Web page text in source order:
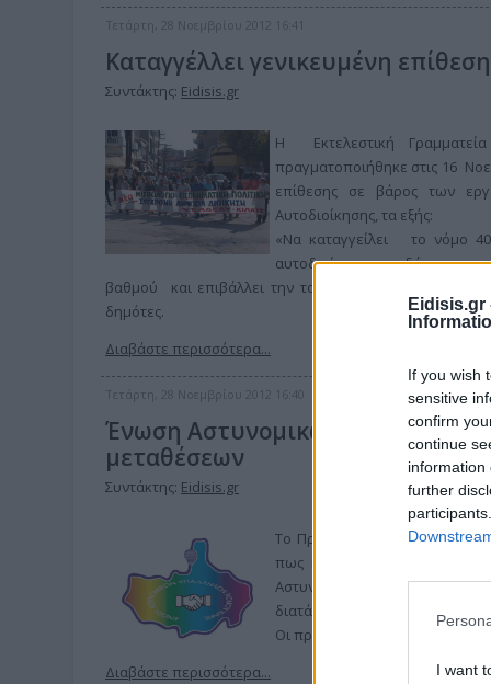
Eidisis.gr
If you wish
sensitive
confirm
continue
information
further
I want
Τετάρτη, 28 Νοεμβρίου 2012 16:41
Καταγγέλλει γενικευμένη
Συντάκτης: Eidisis.gr
Η Εκτελεστική
πραγματοποιήθηκε στις 16
επίθεσης σε βάρος των
Αυτοδιοίκησης, τα εξής:
«Να καταγγείλει το νόμο
αυτοδιοίκητο των δήμων,
βαθμού και επιβάλλει την τοποθέτηση ΤΟΠΟΤΗΡΗΤΗ
δημότες.
Διαβάστε περισσότερα...
Τετάρτη, 28 Νοεμβρίου 2012 16:40
Ένωση Αστυνομικών Υπαλλήλων:
μεταθέσεων
Συντάκτης: Eidisis.gr
Το Προεδρείο της Ενωσης
πως κάποιες από τις
Αστυνομικού Προσωπικού)
διατάξεις πρέπει να
Οι προτάσεις της Ε.ΑΣ.Υ. Ν.
Διαβάστε περισσότερα...